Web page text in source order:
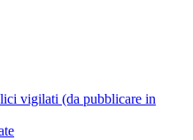
vigilati (da pubblicare in